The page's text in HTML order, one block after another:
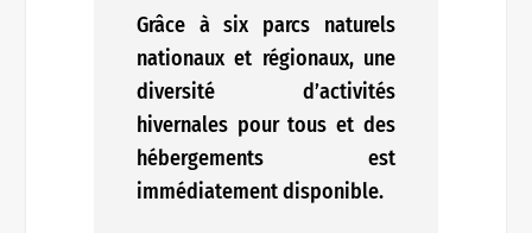
Grâce à six parcs naturels
nationaux et régionaux, une
diversité d’activités
hivernales pour tous et des
hébergements est
immédiatement disponible.